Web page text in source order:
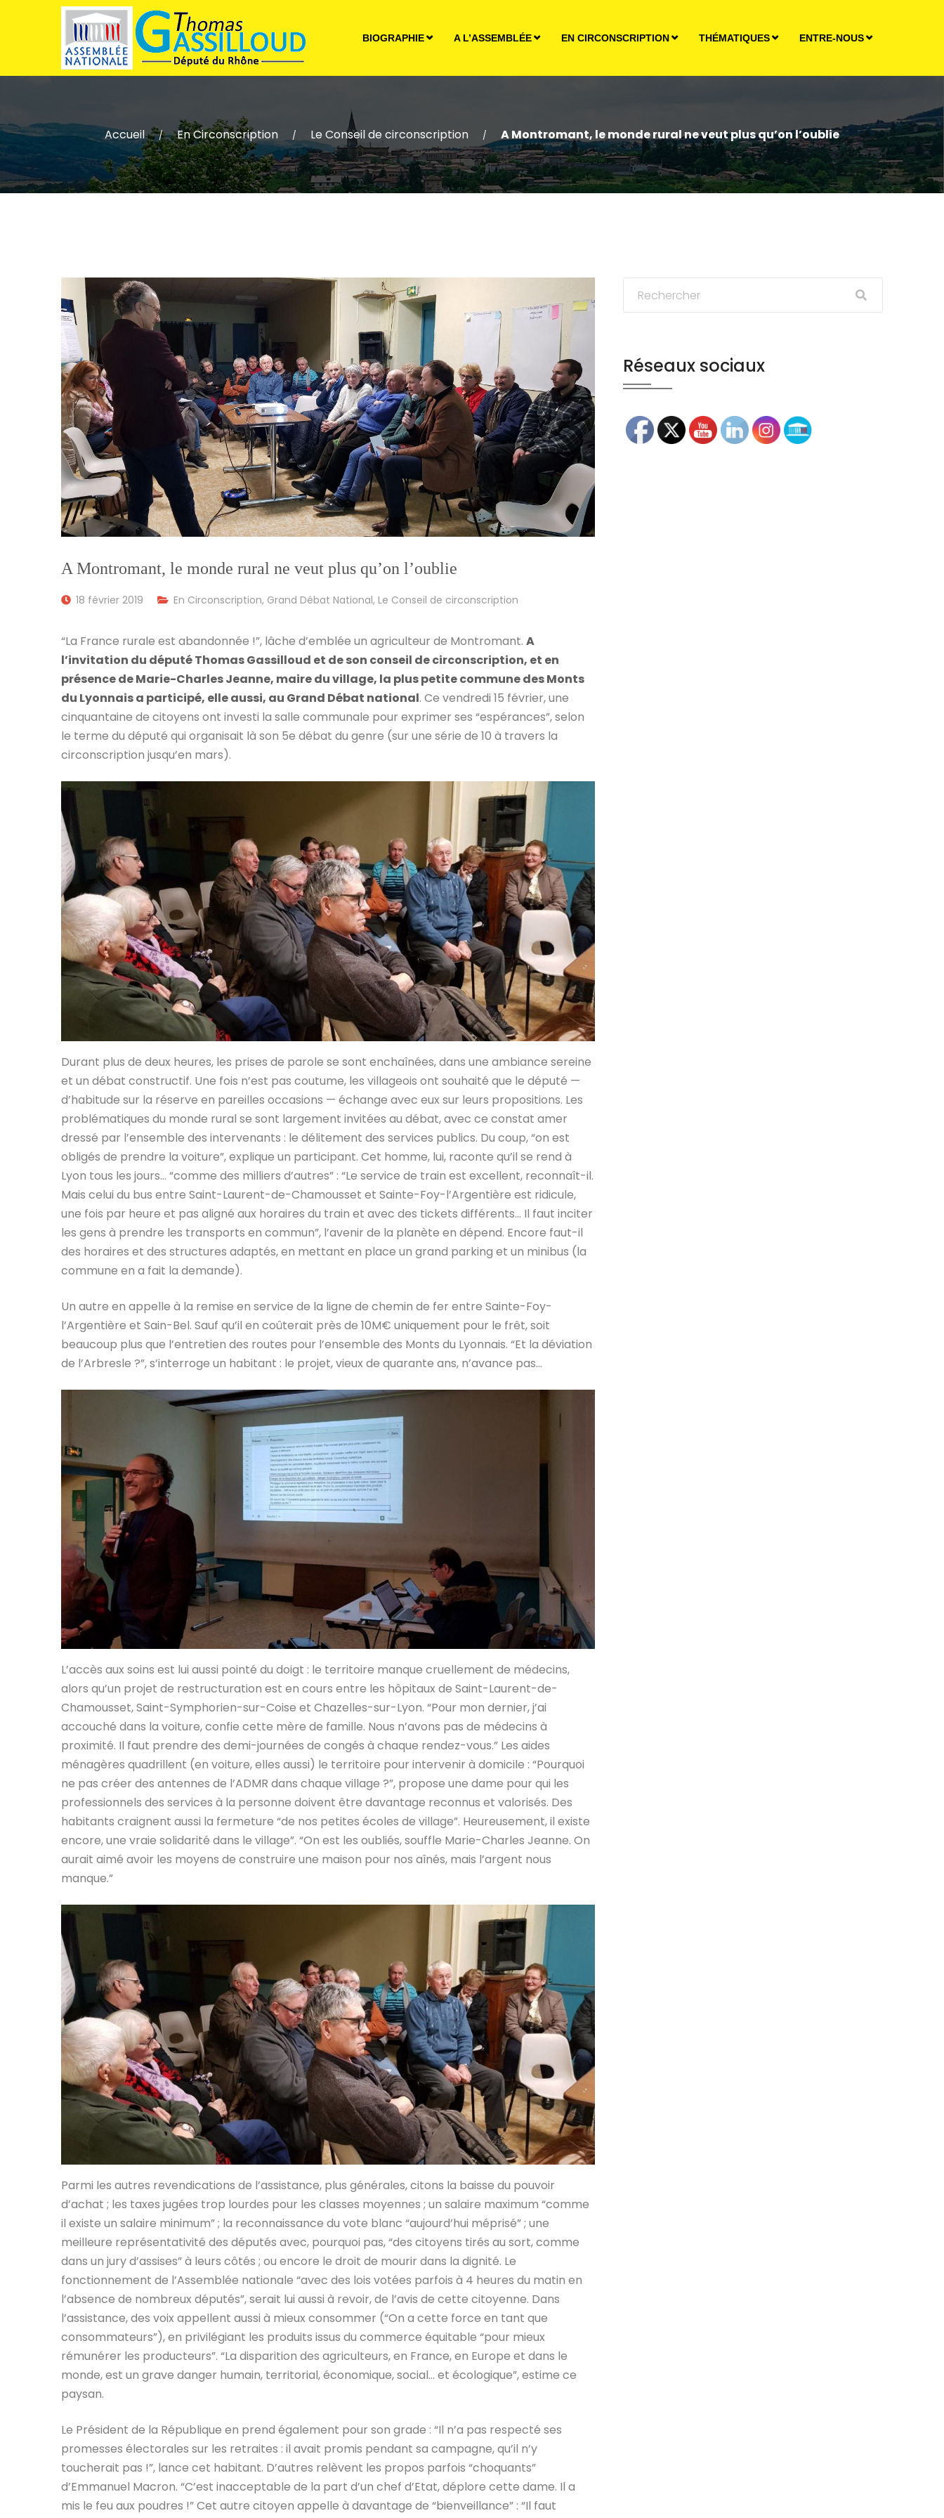
BIOGRAPHIE A L’ASSEMBLÉE EN CIRCONSCRIPTION THÉMATIQUES ENTRE-NOUS
Accueil / En Circonscription / Le Conseil de circonscription / A Montromant, le monde rural ne veut plus qu’on l’oublie
A Montromant, le monde rural ne veut plus qu’on l’oublie
18 février 2019 En Circonscription, Grand Débat National, Le Conseil de circonscription
“La France rurale est abandonnée !”, lâche d’emblée un agriculteur de Montromant. A
l’invitation du député Thomas Gassilloud et de son conseil de circonscription, et en
présence de Marie-Charles Jeanne, maire du village, la plus petite commune des Monts
du Lyonnais a participé, elle aussi, au Grand Débat national. Ce vendredi 15 février, une
cinquantaine de citoyens ont investi la salle communale pour exprimer ses “espérances”, selon
le terme du député qui organisait là son 5e débat du genre (sur une série de 10 à travers la
circonscription jusqu’en mars).
Durant plus de deux heures, les prises de parole se sont enchaînées, dans une ambiance sereine
et un débat constructif. Une fois n’est pas coutume, les villageois ont souhaité que le député —
d’habitude sur la réserve en pareilles occasions — échange avec eux sur leurs propositions. Les
problématiques du monde rural se sont largement invitées au débat, avec ce constat amer
dressé par l’ensemble des intervenants : le délitement des services publics. Du coup, “on est
obligés de prendre la voiture”, explique un participant. Cet homme, lui, raconte qu’il se rend à
Lyon tous les jours… “comme des milliers d’autres” : “Le service de train est excellent, reconnaît-il.
Mais celui du bus entre Saint-Laurent-de-Chamousset et Sainte-Foy-l’Argentière est ridicule,
une fois par heure et pas aligné aux horaires du train et avec des tickets différents… Il faut inciter
les gens à prendre les transports en commun”, l’avenir de la planète en dépend. Encore faut-il
des horaires et des structures adaptés, en mettant en place un grand parking et un minibus (la
commune en a fait la demande).
Un autre en appelle à la remise en service de la ligne de chemin de fer entre Sainte-Foy-
l’Argentière et Sain-Bel. Sauf qu’il en coûterait près de 10M€ uniquement pour le frêt, soit
beaucoup plus que l’entretien des routes pour l’ensemble des Monts du Lyonnais. “Et la déviation
de l’Arbresle ?”, s’interroge un habitant : le projet, vieux de quarante ans, n’avance pas…
L’accès aux soins est lui aussi pointé du doigt : le territoire manque cruellement de médecins,
alors qu’un projet de restructuration est en cours entre les hôpitaux de Saint-Laurent-de-
Chamousset, Saint-Symphorien-sur-Coise et Chazelles-sur-Lyon. “Pour mon dernier, j’ai
accouché dans la voiture, confie cette mère de famille. Nous n’avons pas de médecins à
proximité. Il faut prendre des demi-journées de congés à chaque rendez-vous.” Les aides
ménagères quadrillent (en voiture, elles aussi) le territoire pour intervenir à domicile : “Pourquoi
ne pas créer des antennes de l’ADMR dans chaque village ?”, propose une dame pour qui les
professionnels des services à la personne doivent être davantage reconnus et valorisés. Des
habitants craignent aussi la fermeture “de nos petites écoles de village”. Heureusement, il existe
encore, une vraie solidarité dans le village”. “On est les oubliés, souffle Marie-Charles Jeanne. On
aurait aimé avoir les moyens de construire une maison pour nos aînés, mais l’argent nous
manque.”
Parmi les autres revendications de l’assistance, plus générales, citons la baisse du pouvoir
d’achat ; les taxes jugées trop lourdes pour les classes moyennes ; un salaire maximum “comme
il existe un salaire minimum” ; la reconnaissance du vote blanc “aujourd’hui méprisé” ; une
meilleure représentativité des députés avec, pourquoi pas, “des citoyens tirés au sort, comme
dans un jury d’assises” à leurs côtés ; ou encore le droit de mourir dans la dignité. Le
fonctionnement de l’Assemblée nationale “avec des lois votées parfois à 4 heures du matin en
l’absence de nombreux députés”, serait lui aussi à revoir, de l’avis de cette citoyenne. Dans
l’assistance, des voix appellent aussi à mieux consommer (“On a cette force en tant que
consommateurs”), en privilégiant les produits issus du commerce équitable “pour mieux
rémunérer les producteurs”. “La disparition des agriculteurs, en France, en Europe et dans le
monde, est un grave danger humain, territorial, économique, social… et écologique”, estime ce
paysan.
Le Président de la République en prend également pour son grade : “Il n’a pas respecté ses
promesses électorales sur les retraites : il avait promis pendant sa campagne, qu’il n’y
toucherait pas !”, lance cet habitant. D’autres relèvent les propos parfois “choquants”
d’Emmanuel Macron. “C’est inacceptable de la part d’un chef d’Etat, déplore cette dame. Il a
mis le feu aux poudres !” Cet autre citoyen appelle à davantage de “bienveillance” : “Il faut
Réseaux sociaux